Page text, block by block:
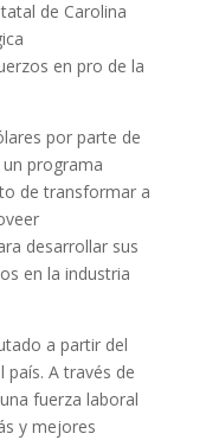
de Carolina
en pro de la
por parte de
un programa
de transformar a
desarrollar sus
en la industria
a partir del
A través de
fuerza laboral
y mejores